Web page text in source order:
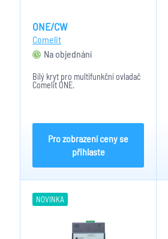
ONE/CW
Comelit
Na objednání
Bílý kryt pro multifunkční ovladač
Comelit ONE.
Pro zobrazení ceny se
přihlaste
NOVINKA